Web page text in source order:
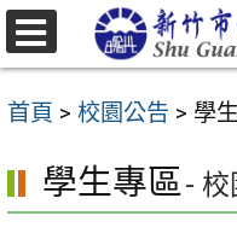
跳
至
要
容
首頁 > 校園公告 > 學
學生專區- 校
選
單